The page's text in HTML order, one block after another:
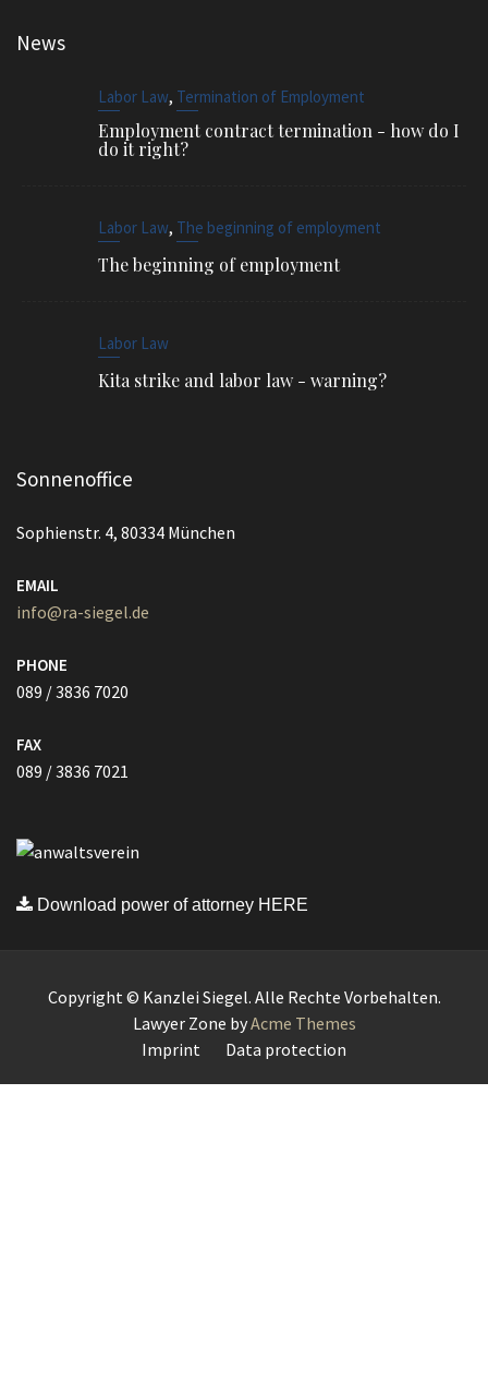
News
Labor Law, Termination of Employment
Employment contract termination - how do I
do it right?
Labor Law, The beginning of employment
The beginning of employment
Labor Law
Kita strike and labor law - warning?
Sonnenoffice
Sophienstr. 4, 80334 München
EMAIL
info@ra-siegel.de
PHONE
089 / 3836 7020
FAX
089 / 3836 7021
Download power of attorney HERE
Copyright © Kanzlei Siegel. Alle Rechte Vorbehalten.
Lawyer Zone byAcme Themes
Imprint
Data protection